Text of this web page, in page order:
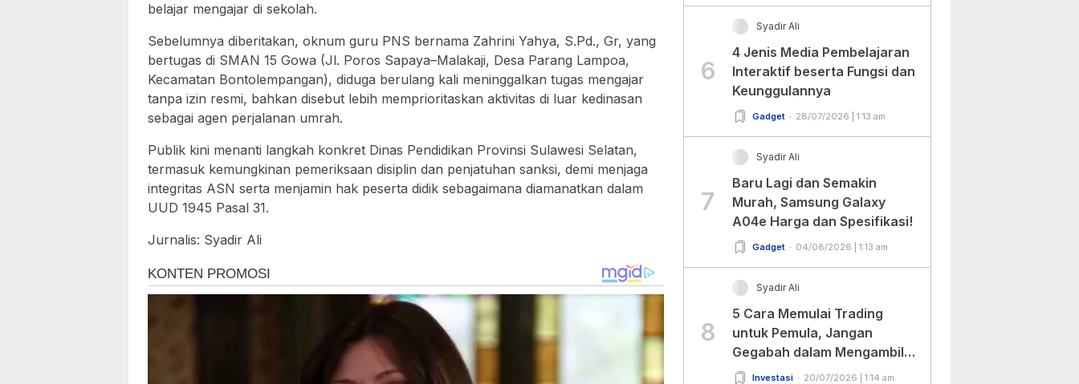
belajar mengajar di sekolah.
Sebelumnya diberitakan, oknum guru PNS bernama Zahrini Yahya, S.Pd., Gr, yang
bertugas di SMAN 15 Gowa (Jl. Poros Sapaya–Malakaji, Desa Parang Lampoa,
Kecamatan Bontolempangan), diduga berulang kali meninggalkan tugas mengajar
tanpa izin resmi, bahkan disebut lebih memprioritaskan aktivitas di luar kedinasan
sebagai agen perjalanan umrah.
Publik kini menanti langkah konkret Dinas Pendidikan Provinsi Sulawesi Selatan,
termasuk kemungkinan pemeriksaan disiplin dan penjatuhan sanksi, demi menjaga
integritas ASN serta menjamin hak peserta didik sebagaimana diamanatkan dalam
UUD 1945 Pasal 31.
Jurnalis: Syadir Ali
6
Syadir Ali
4 Jenis Media Pembelajaran
Interaktif beserta Fungsi dan
Keunggulannya
Gadget 28/07/2026 | 1:13 am
7
Syadir Ali
Baru Lagi dan Semakin
Murah, Samsung Galaxy
A04e Harga dan Spesifikasi!
Gadget 04/08/2026 | 1:13 am
8
Syadir Ali
5 Cara Memulai Trading
untuk Pemula, Jangan
Gegabah dalam Mengambil
Keputusan!
Investasi 20/07/2026 | 1:14 am